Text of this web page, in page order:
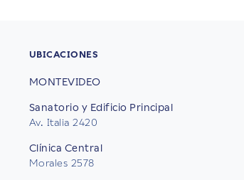
UBICACIONES
MONTEVIDEO
Sanatorio y Edificio Principal
Av. Italia 2420
Clínica Central
Morales 2578